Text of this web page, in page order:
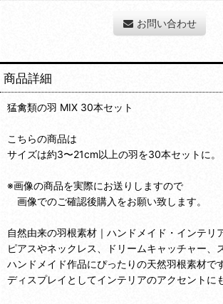
お問い合わせ
商品詳細
猛禽類の羽 MIX 30本セット
こちらの商品は
サイズは約3〜21cm以上の羽を30本セットに。
※画像の商品を実際にお送りしますので
画像でのご確認後購入をお願い致します。
自然由来の羽根素材｜ハンドメイド・インテリ
ピアスやネックレス、ドリームキャッチャー、
ハンドメイド作品にぴったりの天然羽根素材です
ディスプレイとしてインテリアのアクセントに